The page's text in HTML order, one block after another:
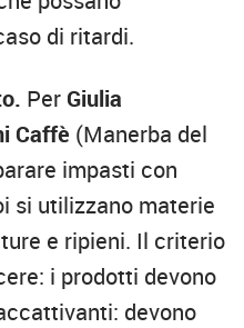
di ritardi.
Per Giulia
Caffè (Manerba del
impasti con
si utilizzano materie
e ripieni. Il criterio
i prodotti devono
devono